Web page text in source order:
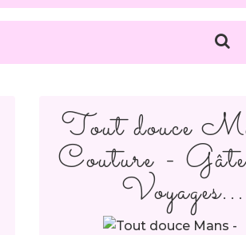
Tout douce
Couture -
Voyages...